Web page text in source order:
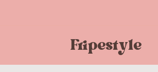
Fripestyle